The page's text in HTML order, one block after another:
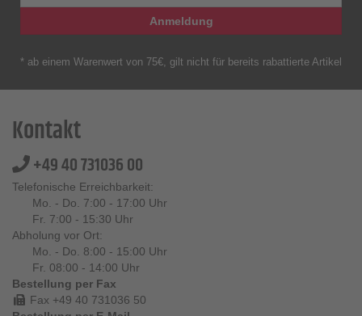
Anmeldung
* ab einem Warenwert von 75€, gilt nicht für bereits rabattierte Artikel
Kontakt
+49 40 731036 00
Telefonische Erreichbarkeit:
Mo. - Do. 7:00 - 17:00 Uhr
Fr. 7:00 - 15:30 Uhr
Abholung vor Ort:
Mo. - Do. 8:00 - 15:00 Uhr
Fr. 08:00 - 14:00 Uhr
Bestellung per Fax
Fax +49 40 731036 50